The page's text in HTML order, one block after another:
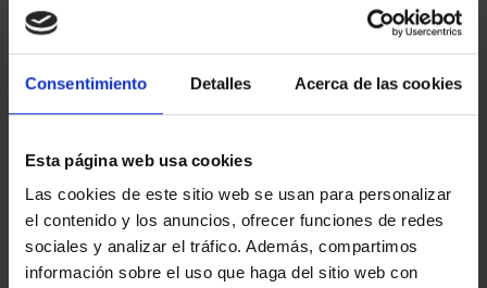
Consentimiento Detalles Acerca de las cookies
Esta página web usa cookies
Las cookies de este sitio web se usan para personalizar
el contenido y los anuncios, ofrecer funciones de redes
sociales y analizar el tráfico. Además, compartimos
información sobre el uso que haga del sitio web con
CAPITALES ESPAÑOLAS
- ALICANTE
73,00 €
CAPITALES ESPAÑOLAS
- CASTELLON DE LA ...
73,00 €